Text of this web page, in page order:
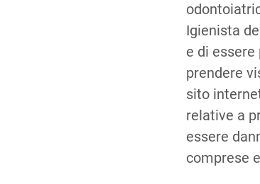
Igienista
e di
prendere
sito
relative a
essere
comprese